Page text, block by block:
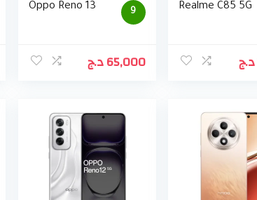
9
Oppo Reno 13
65,000د.ج
Realme C85 5G
د.ج